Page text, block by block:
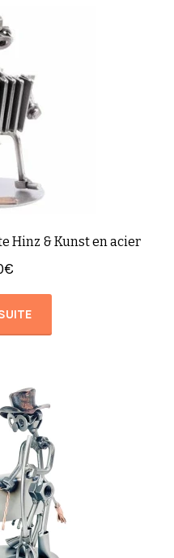
Hinz & Kunst en acier
€